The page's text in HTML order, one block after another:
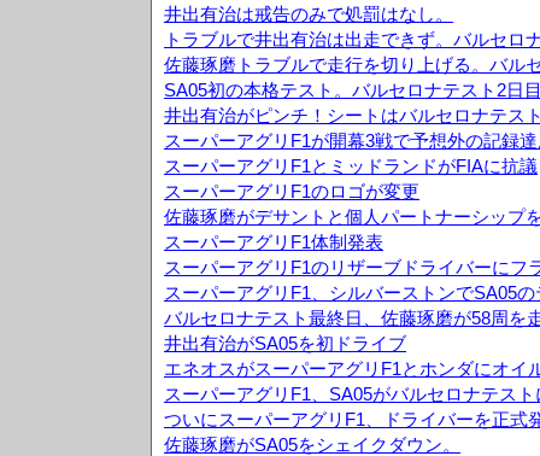
井出有治は戒告のみで処罰はなし。
トラブルで井出有治は出走できず。バルセロ
佐藤琢磨トラブルで走行を切り上げる。バル
SA05初の本格テスト。バルセロナテスト2日
井出有治がピンチ！シートはバルセロナテス
スーパーアグリF1が開幕3戦で予想外の記録
スーパーアグリF1とミッドランドがFIAに抗議
スーパーアグリF1のロゴが変更
佐藤琢磨がデサントと個人パートナーシップ
スーパーアグリF1体制発表
スーパーアグリF1のリザーブドライバーにフ
スーパーアグリF1、シルバーストンでSA05の
バルセロナテスト最終日、佐藤琢磨が58周を
井出有治がSA05を初ドライブ
エネオスがスーパーアグリF1とホンダにオイ
スーパーアグリF1、SA05がバルセロナテスト
ついにスーパーアグリF1、ドライバーを正式
佐藤琢磨がSA05をシェイクダウン。